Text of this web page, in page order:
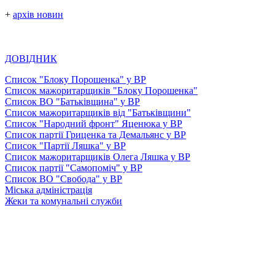
+ архів новин
ДОВІДНИК
Список "Блоку Порошенка" у ВР
Список мажоритарщиків "Блоку Порошенка"
Список ВО "Батьківщина" у ВР
Список мажоритарщиків від "Батьківщини"
Список "Народний фронт" Яценюка у ВР
Список партії Гриценка та Демальянс у ВР
Список "Партії Ляшка" у ВР
Список мажоритарщиків Олега Ляшка у ВР
Список партії "Самопоміч" у ВР
Список ВО "Свобода" у ВР
Міська адміністрація
Жеки та комунальні служби